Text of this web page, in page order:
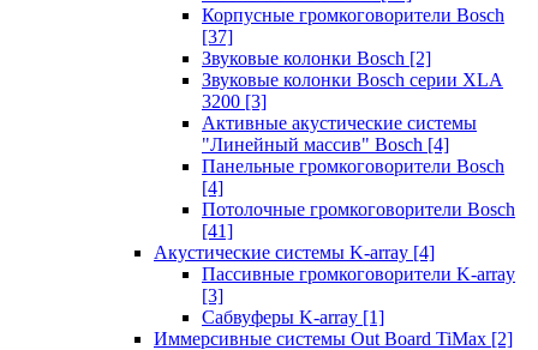
Корпусные громкоговорители Bosch
[37]
Звуковые колонки Bosch [2]
Звуковые колонки Bosch серии XLA
3200 [3]
Активные акустические системы
"Линейный массив" Bosch [4]
Панельные громкоговорители Bosch
[4]
Потолочные громкоговорители Bosch
[41]
Акустические системы K-array [4]
Пассивные громкоговорители K-array
[3]
Сабвуферы K-array [1]
Иммерсивные системы Out Board TiMax [2]